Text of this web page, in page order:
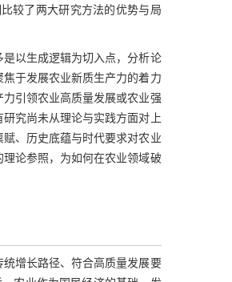
较了两大研究方法的优势与局
以生成逻辑为切入点，分析论
于发展农业新质生产力的着力
引领农业高质量发展或农业强
究尚未从理论与实践方面对上
、历史底蕴与时代要求对农业
论参照，为如何在农业领域破
增长路径、符合高质量发展要